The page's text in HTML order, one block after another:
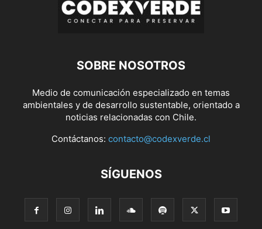
SOBRE NOSOTROS
Medio de comunicación especializado en temas
ambientales y de desarrollo sustentable, orientado a
noticias relacionadas con Chile.
Contáctanos: contacto@codexverde.cl
SÍGUENOS